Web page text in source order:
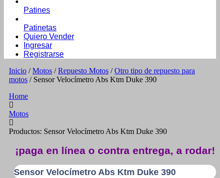
Patines
Patinetas
Quiero Vender
Ingresar
Registrarse
Inicio /Motos /Repuesto Motos /Otro tipo de repuesto para
motos / Sensor Velocímetro Abs Ktm Duke 390
Home
Motos
Productos: Sensor Velocímetro Abs Ktm Duke 390
¡paga en línea o contra entrega, a rodar!
Sensor Velocímetro Abs Ktm Duke 390